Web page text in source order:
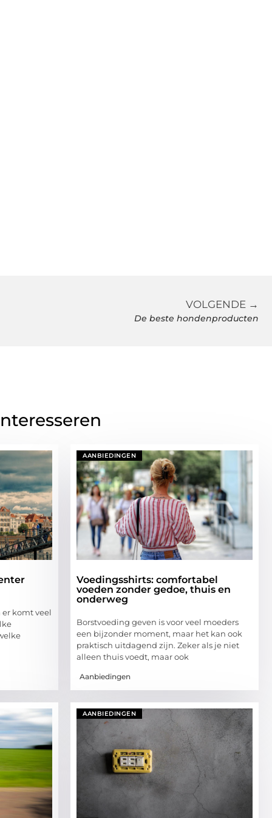
VOLGENDE →
De beste hondenproducten
er komt veel
AANBIEDINGEN
Voedingsshirts: comfortabel
voeden zonder gedoe, thuis en
onderweg
Borstvoeding geven is voor veel moeders
een bijzonder moment, maar het kan ook
praktisch uitdagend zijn. Zeker als je niet
alleen thuis voedt, maar ook
Aanbiedingen
AANBIEDINGEN